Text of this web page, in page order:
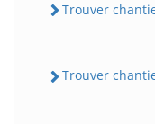
Trouver
Trouver